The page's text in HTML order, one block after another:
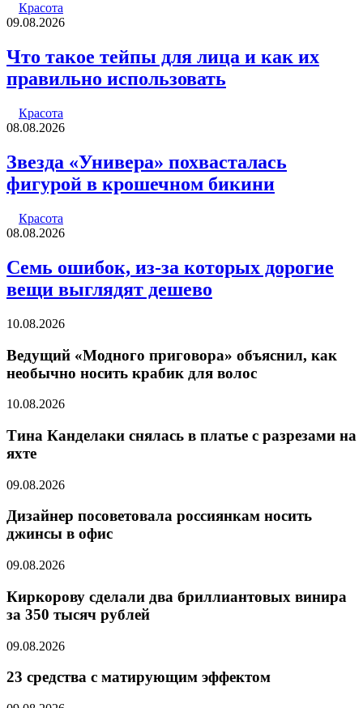
Красота
09.08.2026
Что такое тейпы для лица и как их
правильно использовать
Красота
08.08.2026
Звезда «Универа» похвасталась
фигурой в крошечном бикини
Красота
08.08.2026
Семь ошибок, из-за которых дорогие
вещи выглядят дешево
10.08.2026
Ведущий «Модного приговора» объяснил, как
необычно носить крабик для волос
10.08.2026
Тина Канделаки снялась в платье с разрезами на
яхте
09.08.2026
Дизайнер посоветовала россиянкам носить
джинсы в офис
09.08.2026
Киркорову сделали два бриллиантовых винира
за 350 тысяч рублей
09.08.2026
23 средства с матирующим эффектом